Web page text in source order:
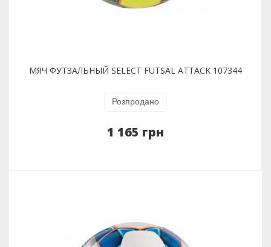
МЯЧ ФУТЗАЛЬНЫЙ SELECT FUTSAL ATTACK 107344
Розпродано
1 165 грн